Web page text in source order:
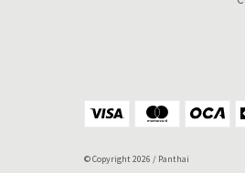
© Copyright 2026 / Panthai